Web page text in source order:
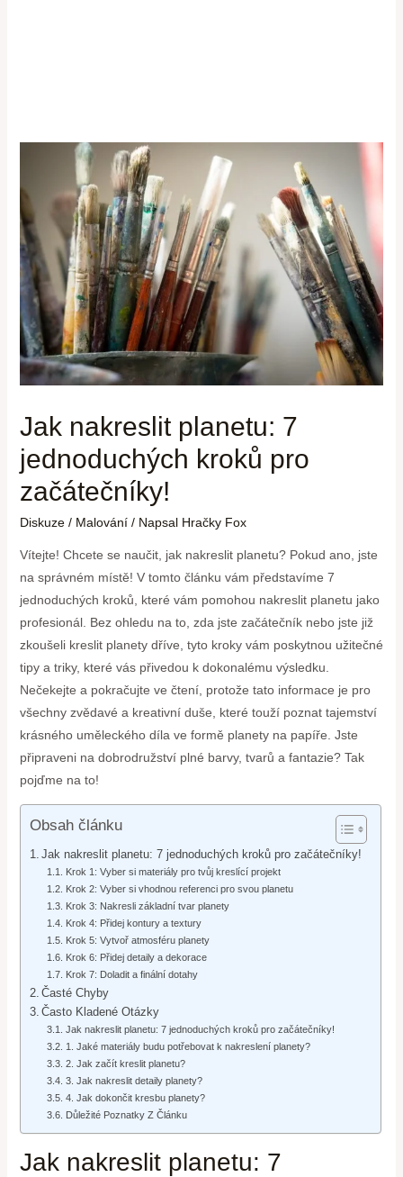
Jak nakreslit planetu: 7
jednoduchých kroků pro
začátečníky!
Diskuze / Malování/ Napsal Hračky Fox
Vítejte! Chcete se naučit, jak nakreslit planetu? Pokud ano, jste
na správném místě! V tomto článku vám představíme 7
jednoduchých kroků, které vám pomohou nakreslit planetu jako
profesionál. Bez ohledu na to, zda jste začátečník nebo jste již
zkoušeli kreslit planety dříve, tyto kroky vám poskytnou užitečné
tipy a triky, které vás přivedou k dokonalému výsledku.
Nečekejte a pokračujte ve čtení, protože tato informace je pro
všechny zvědavé a kreativní duše, které touží poznat tajemství
krásného uměleckého díla ve formě planety na papíře. Jste
připraveni na dobrodružství plné barvy, tvarů a fantazie? Tak
pojďme na to!
Obsah článku
Jak nakreslit planetu: 7 jednoduchých kroků pro začátečníky!
Krok 1: Vyber si materiály pro tvůj kreslící projekt
Krok 2: Vyber si vhodnou referenci pro svou planetu
Krok 3: Nakresli základní tvar planety
Krok 4: Přidej kontury a textury
Krok 5: Vytvoř atmosféru planety
Krok 6: Přidej detaily a dekorace
Krok 7: Doladit a finální dotahy
Časté Chyby
Často Kladené Otázky
Jak nakreslit planetu: 7 jednoduchých kroků pro začátečníky!
1. Jaké materiály budu potřebovat k nakreslení planety?
2. Jak začít kreslit planetu?
3. Jak nakreslit detaily planety?
4. Jak dokončit kresbu planety?
Důležité Poznatky Z Článku
Jak nakreslit planetu: 7